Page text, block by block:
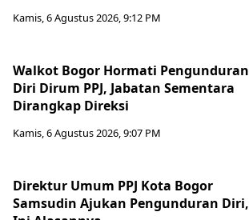
Kamis, 6 Agustus 2026, 9:12 PM
Walkot Bogor Hormati Pengunduran
Diri Dirum PPJ, Jabatan Sementara
Dirangkap Direksi
Kamis, 6 Agustus 2026, 9:07 PM
Direktur Umum PPJ Kota Bogor
Samsudin Ajukan Pengunduran Diri,